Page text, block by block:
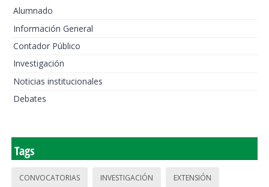
Alumnado
Información General
Contador Público
Investigación
Noticias institucionales
Debates
Tags
CONVOCATORIAS INVESTIGACIÓN EXTENSIÓN